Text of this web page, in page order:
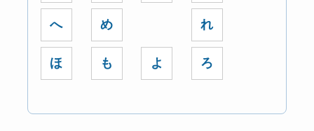
へ
ほ
め
も よ
れ
ろ